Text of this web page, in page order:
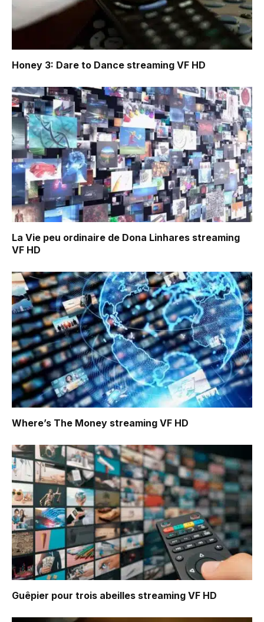
Honey 3: Dare to Dance streaming VF HD
La Vie peu ordinaire de Dona Linhares streaming
VF HD
Where’s The Money streaming VF HD
Guêpier pour trois abeilles streaming VF HD